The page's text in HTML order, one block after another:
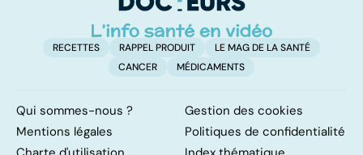
RECETTES RAPPEL PRODUIT
LE MAG DE LA SANTÉ
CANCER
MÉDICAMENTS
Qui sommes-nous ?
Gestion des cookies
Mentions légales
Politiques de confidentialité